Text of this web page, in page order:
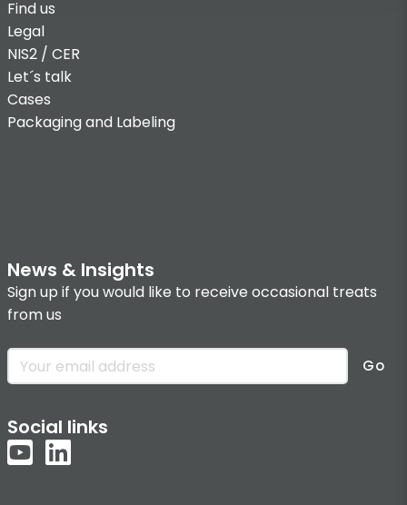
Find us
Legal
NIS2 / CER
Let´s talk
Cases
Packaging and Labeling
News & Insights
Sign up if you would like to receive occasional treats
from us
Go
Social links